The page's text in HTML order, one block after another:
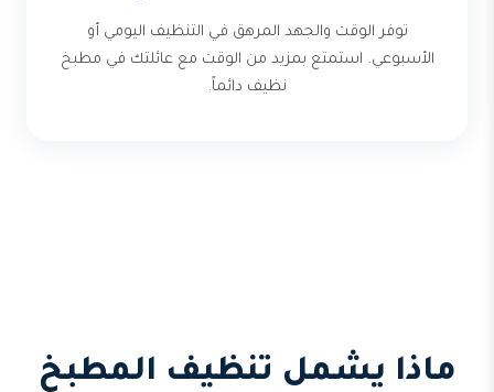
توفر الوقت والجهد المرهق في التنظيف اليومي أو
الأسبوعي. استمتع بمزيد من الوقت مع عائلتك في مطبخ
نظيف دائماً.
ماذا يشمل تنظيف المطبخ